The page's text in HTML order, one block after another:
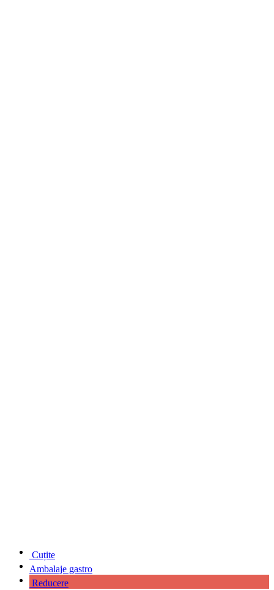
Cuțite
Ambalaje gastro
Reducere